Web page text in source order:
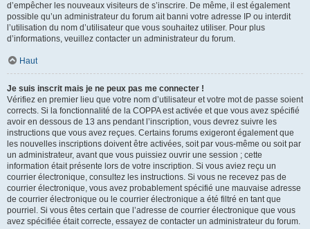
d’empêcher les nouveaux visiteurs de s’inscrire. De même, il est également
possible qu’un administrateur du forum ait banni votre adresse IP ou interdit
l’utilisation du nom d’utilisateur que vous souhaitez utiliser. Pour plus
d’informations, veuillez contacter un administrateur du forum.
Haut
Je suis inscrit mais je ne peux pas me connecter !
Vérifiez en premier lieu que votre nom d’utilisateur et votre mot de passe soient
corrects. Si la fonctionnalité de la COPPA est activée et que vous avez spécifié
avoir en dessous de 13 ans pendant l’inscription, vous devrez suivre les
instructions que vous avez reçues. Certains forums exigeront également que
les nouvelles inscriptions doivent être activées, soit par vous-même ou soit par
un administrateur, avant que vous puissiez ouvrir une session ; cette
information était présente lors de votre inscription. Si vous aviez reçu un
courrier électronique, consultez les instructions. Si vous ne recevez pas de
courrier électronique, vous avez probablement spécifié une mauvaise adresse
de courrier électronique ou le courrier électronique a été filtré en tant que
pourriel. Si vous êtes certain que l’adresse de courrier électronique que vous
avez spécifiée était correcte, essayez de contacter un administrateur du forum.